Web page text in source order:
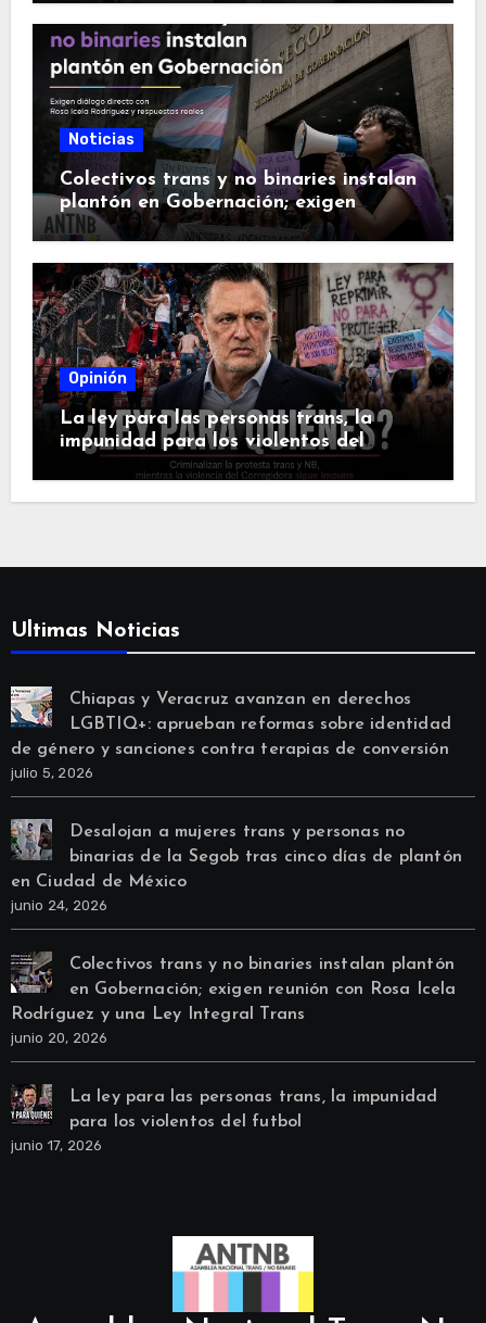
Noticias
Colectivos trans y no binaries instalan
plantón en Gobernación; exigen
reunión con Rosa Icela Rodríguez y
Opinión
La ley para las personas trans, la
impunidad para los violentos del
Ultimas Noticias
Chiapas y Veracruz avanzan en derechos
LGBTIQ+: aprueban reformas sobre identidad
de género y sanciones contra terapias de conversión
julio 5, 2026
Desalojan a mujeres trans y personas no
binarias de la Segob tras cinco días de plantón
en Ciudad de México
junio 24, 2026
Colectivos trans y no binaries instalan plantón
en Gobernación; exigen reunión con Rosa Icela
Rodríguez y una Ley Integral Trans
junio 20, 2026
La ley para las personas trans, la impunidad
para los violentos del futbol
junio 17, 2026